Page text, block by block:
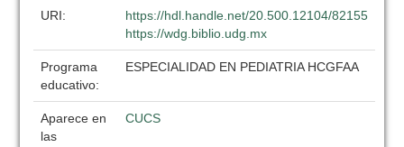
URI:
https://hdl.handle.net/20.500.12104/82155
https://wdg.biblio.udg.mx
Programa
educativo:
ESPECIALIDAD EN PEDIATRIA HCGFAA
Aparece en
las
CUCS